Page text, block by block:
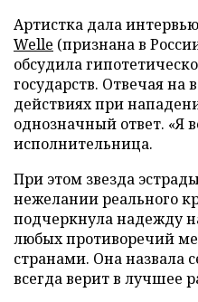
Артистка дала
Welle (признана в
обсудила
государств. Отвечая на
действиях при
однозначный ответ. «Я
исполнительница.
При этом звезда
нежелании реального
подчеркнула надежду
любых противоречий
странами. Она назвала
всегда верит в лучшее